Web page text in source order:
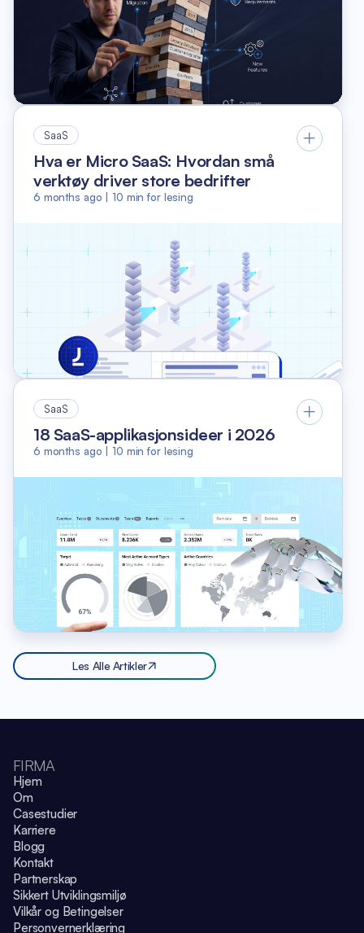
SaaS
Hva er Micro SaaS: Hvordan små
verktøy driver store bedrifter
6 months ago |10 min for lesing
SaaS
18 SaaS-applikasjonsideer i 2026
6 months ago |10 min for lesing
Les Alle Artikler
FIRMA
Hjem
Om
Casestudier
Karriere
Blogg
Kontakt
Partnerskap
Sikkert Utviklingsmiljø
Vilkår og Betingelser
Personvernerklæring